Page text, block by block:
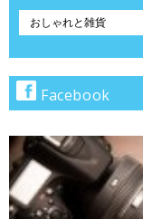
テ
で
検
索
Facebook